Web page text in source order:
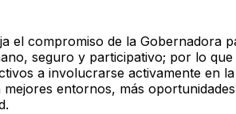
el compromiso de la Gobernadora
seguro y participativo; por lo que
a involucrarse activamente en la
entornos, más